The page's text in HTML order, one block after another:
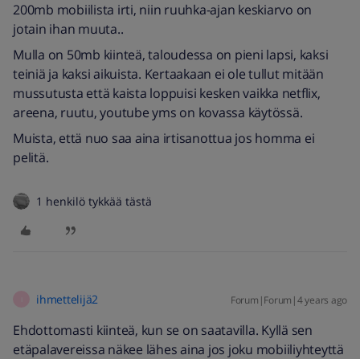
200mb mobiilista irti, niin ruuhka-ajan keskiarvo on
jotain ihan muuta..
Mulla on 50mb kiinteä, taloudessa on pieni lapsi, kaksi
teiniä ja kaksi aikuista. Kertaakaan ei ole tullut mitään
mussutusta että kaista loppuisi kesken vaikka netflix,
areena, ruutu, youtube yms on kovassa käytössä.
Muista, että nuo saa aina irtisanottua jos homma ei
pelitä.
1 henkilö tykkää tästä
ihmettelijä2 Forum|Forum|4 years ago
Ehdottomasti kiinteä, kun se on saatavilla. Kyllä sen
etäpalavereissa näkee lähes aina jos joku mobiiliyhteyttä